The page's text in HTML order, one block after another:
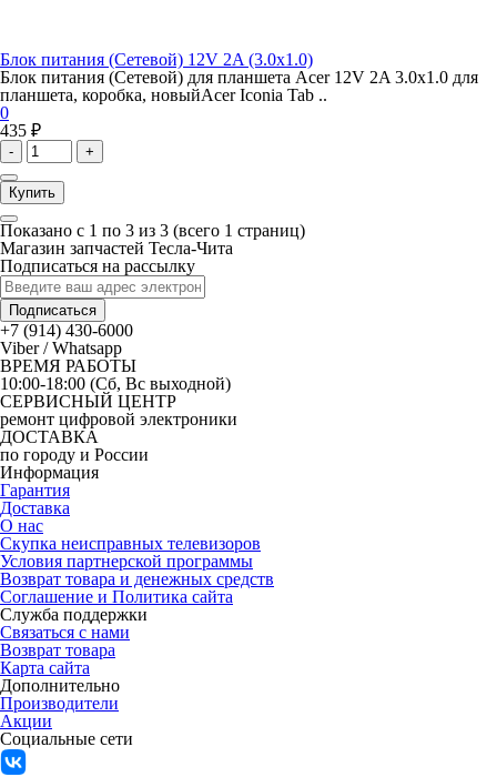
Блок питания (Сетевой) 12V 2A (3.0x1.0)
Блок питания (Сетевой) для планшета Acer 12V 2A 3.0x1.0 для
планшета, коробка, новыйAcer Iconia Tab ..
0
435 ₽
- +
Купить
Показано с 1 по 3 из 3 (всего 1 страниц)
Магазин запчастей Тесла-Чита
Подписаться на рассылку
Подписаться
+7 (914) 430-6000
Viber / Whatsapp
ВРЕМЯ РАБОТЫ
10:00-18:00 (Сб, Вс выходной)
СЕРВИСНЫЙ ЦЕНТР
ремонт цифровой электроники
ДОСТАВКА
по городу и России
Информация
Гарантия
Доставка
О нас
Скупка неисправных телевизоров
Условия партнерской программы
Возврат товара и денежных средств
Соглашение и Политика сайта
Служба поддержки
Связаться с нами
Возврат товара
Карта сайта
Дополнительно
Производители
Акции
Социальные сети